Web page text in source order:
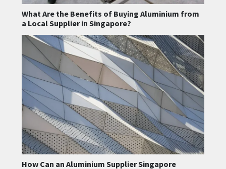
What Are the Benefits of Buying Aluminium from
a Local Supplier in Singapore?
How Can an Aluminium Supplier Singapore